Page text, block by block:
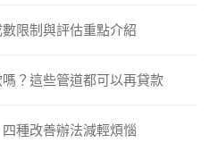
限制與評估重點介紹
？這些管道都可以再貸款
種改善辦法減輕煩惱